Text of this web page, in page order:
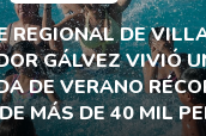
REGIONAL DE
GÁLVEZ VIVIÓ
DE VERANO
MÁS DE 40 MIL